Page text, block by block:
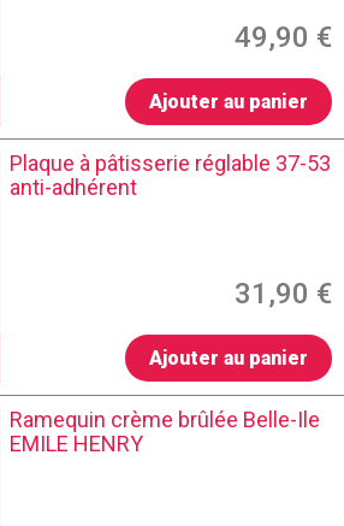
49,90 €
Ajouter au panier
Plaque à pâtisserie réglable 37-53
anti-adhérent
31,90 €
Ajouter au panier
Ramequin crème brûlée Belle-Ile
EMILE HENRY